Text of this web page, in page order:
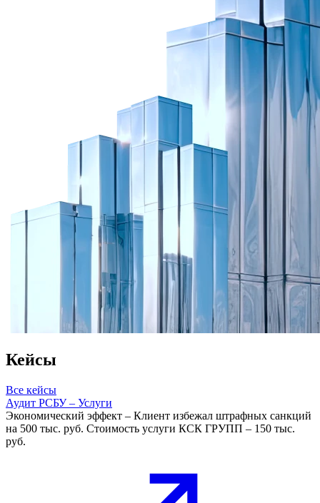
Кейсы
Все кейсы
Аудит РСБУ – Услуги
Экономический эффект – Клиент избежал штрафных санкций
на 500 тыс. руб. Стоимость услуги КСК ГРУПП – 150 тыс.
руб.